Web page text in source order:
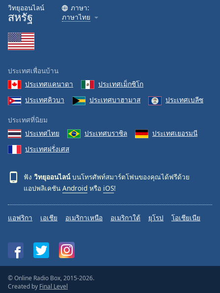
วิทยุออนไลน์
สหรัฐ
ภาษา:
ภาษาไทย
ประเทศเพื่อนบ้าน
ประเทศแคนาดา
ประเทศเม็กซิโก
ประเทศคิวบา
ประเทศบาฮามาส ประเทศเบลีซ
ประเทศที่นิยม
ประเทศไทย
ประเทศบราซิล
ประเทศเยอรมนี
ประเทศฝรั่งเศส
ฟัง วิทยุออนไลน์บนโทรศัพท์สมาร์ตโฟนของคุณได้ฟรีด้วย
แอปพลิเคชัน Android หรือ iOS!
แอฟริกา เอเชีย อเมริกาเหนือ อเมริกาใต้ ยุโรป โอเชียเนีย
© Online Radio Box, 2015-2026.
Created by Final Level